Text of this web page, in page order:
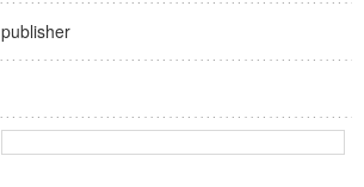
publisher